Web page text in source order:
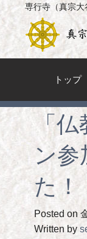
専行寺（真宗大
トップ
「
ン参
た！
Posted on
Written by